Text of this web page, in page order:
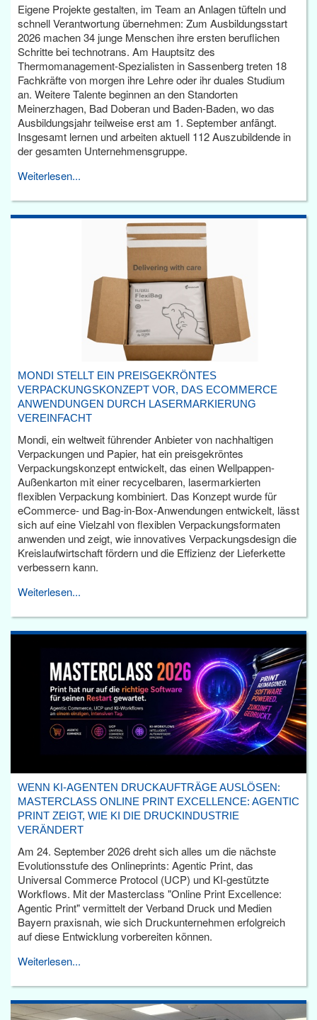
Eigene Projekte gestalten, im Team an Anlagen tüfteln und
schnell Verantwortung übernehmen: Zum Ausbildungsstart
2026 machen 34 junge Menschen ihre ersten beruflichen
Schritte bei technotrans. Am Hauptsitz des
Thermomanagement-Spezialisten in Sassenberg treten 18
Fachkräfte von morgen ihre Lehre oder ihr duales Studium
an. Weitere Talente beginnen an den Standorten
Meinerzhagen, Bad Doberan und Baden-Baden, wo das
Ausbildungsjahr teilweise erst am 1. September anfängt.
Insgesamt lernen und arbeiten aktuell 112 Auszubildende in
der gesamten Unternehmensgruppe.
Weiterlesen...
MONDI STELLT EIN PREISGEKRÖNTES
VERPACKUNGSKONZEPT VOR, DAS ECOMMERCE
ANWENDUNGEN DURCH LASERMARKIERUNG
VEREINFACHT
Mondi, ein weltweit führender Anbieter von nachhaltigen
Verpackungen und Papier, hat ein preisgekröntes
Verpackungskonzept entwickelt, das einen Wellpappen-
Außenkarton mit einer recycelbaren, lasermarkierten
flexiblen Verpackung kombiniert. Das Konzept wurde für
eCommerce- und Bag-in-Box-Anwendungen entwickelt, lässt
sich auf eine Vielzahl von flexiblen Verpackungsformaten
anwenden und zeigt, wie innovatives Verpackungsdesign die
Kreislaufwirtschaft fördern und die Effizienz der Lieferkette
verbessern kann.
Weiterlesen...
WENN KI-AGENTEN DRUCKAUFTRÄGE AUSLÖSEN:
MASTERCLASS ONLINE PRINT EXCELLENCE: AGENTIC
PRINT ZEIGT, WIE KI DIE DRUCKINDUSTRIE
VERÄNDERT
Am 24. September 2026 dreht sich alles um die nächste
Evolutionsstufe des Onlineprints: Agentic Print, das
Universal Commerce Protocol (UCP) und KI-gestützte
Workflows. Mit der Masterclass "Online Print Excellence:
Agentic Print" vermittelt der Verband Druck und Medien
Bayern praxisnah, wie sich Druckunternehmen erfolgreich
auf diese Entwicklung vorbereiten können.
Weiterlesen...